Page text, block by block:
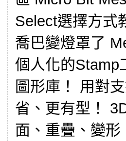
Select選擇方式
喬巴變燈罩了
個人化的Stamp
圖形庫！ 用對
省、更有型！
面、重疊、變